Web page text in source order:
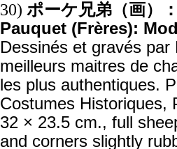
30) ポーケ兄弟（画）
Pauquet (Frères):
Dessinés et gravés
meilleurs maitres de
les plus authentiques.
Costumes Historiques,
32 × 23.5 cm., full
and corners slightly